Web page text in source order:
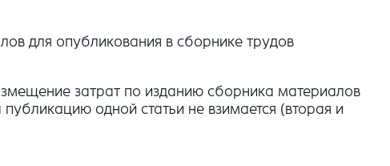
для опубликования в сборнике трудов
затрат по изданию сборника материалов
одной статьи не взимается (вторая и